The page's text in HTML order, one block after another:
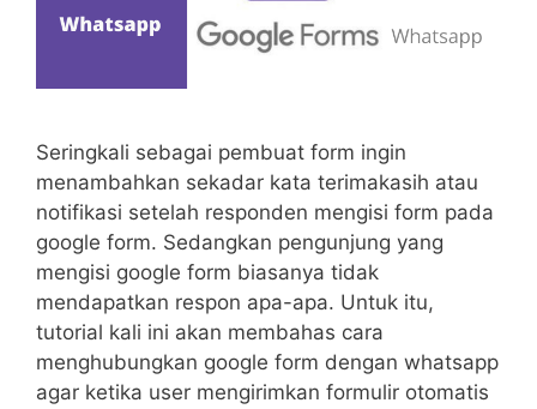
Seringkali sebagai pembuat form ingin
menambahkan sekadar kata terimakasih atau
notifikasi setelah responden mengisi form pada
google form. Sedangkan pengunjung yang
mengisi google form biasanya tidak
mendapatkan respon apa-apa. Untuk itu,
tutorial kali ini akan membahas cara
menghubungkan google form dengan whatsapp
agar ketika user mengirimkan formulir otomatis